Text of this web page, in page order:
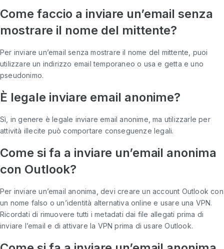
Come faccio a inviare un’email senza
mostrare il nome del mittente?
Per inviare un’email senza mostrare il nome del mittente, puoi
utilizzare un indirizzo email temporaneo o usa e getta e uno
pseudonimo.
È legale inviare email anonime?
Sì, in genere è legale inviare email anonime, ma utilizzarle per
attività illecite può comportare conseguenze legali.
Come si fa a inviare un’email anonima
con Outlook?
Per inviare un’email anonima, devi creare un account Outlook con
un nome falso o un’identità alternativa online e usare una VPN.
Ricordati di rimuovere tutti i metadati dai file allegati prima di
inviare l’email e di attivare la VPN prima di usare Outlook.